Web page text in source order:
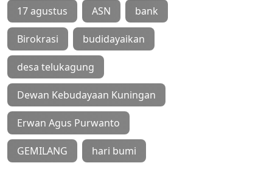
17 agustus ASN bank
Birokrasi budidayaikan
desa telukagung
Dewan Kebudayaan Kuningan
Erwan Agus Purwanto
GEMILANG hari bumi